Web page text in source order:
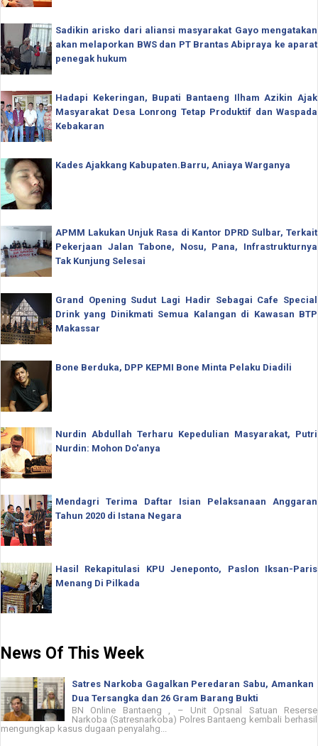
Sadikin arisko dari aliansi masyarakat Gayo mengatakan
akan melaporkan BWS dan PT Brantas Abipraya ke aparat
penegak hukum
Hadapi Kekeringan, Bupati Bantaeng Ilham Azikin Ajak
Masyarakat Desa Lonrong Tetap Produktif dan Waspada
Kebakaran
Kades Ajakkang Kabupaten.Barru, Aniaya Warganya
APMM Lakukan Unjuk Rasa di Kantor DPRD Sulbar, Terkait
Pekerjaan Jalan Tabone, Nosu, Pana, Infrastrukturnya
Tak Kunjung Selesai
Grand Opening Sudut Lagi Hadir Sebagai Cafe Special
Drink yang Dinikmati Semua Kalangan di Kawasan BTP
Makassar
Bone Berduka, DPP KEPMI Bone Minta Pelaku Diadili
Nurdin Abdullah Terharu Kepedulian Masyarakat, Putri
Nurdin: Mohon Do'anya
Mendagri Terima Daftar Isian Pelaksanaan Anggaran
Tahun 2020 di Istana Negara
Hasil Rekapitulasi KPU Jeneponto, Paslon Iksan-Paris
Menang Di Pilkada
News Of This Week
Satres Narkoba Gagalkan Peredaran Sabu, Amankan
Dua Tersangka dan 26 Gram Barang Bukti
BN Online Bantaeng , – Unit Opsnal Satuan Reserse
Narkoba (Satresnarkoba) Polres Bantaeng kembali berhasil
mengungkap kasus dugaan penyalahg...